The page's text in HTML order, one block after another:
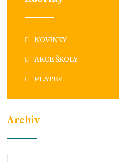
NOVINKY
AKCE ŠKOLY
PLATBY
Archív